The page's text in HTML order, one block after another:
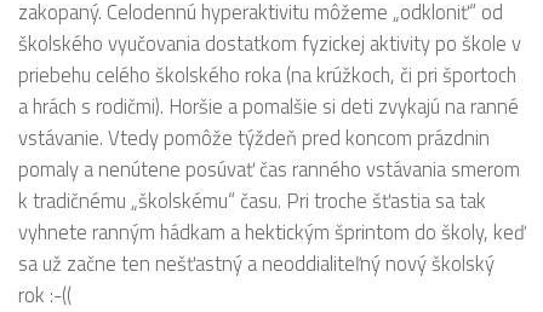
zakopaný. Celodennú hyperaktivitu môžeme „odkloniť“ od
školského vyučovania dostatkom fyzickej aktivity po škole v
priebehu celého školského roka (na krúžkoch, či pri športoch
a hrách s rodičmi). Horšie a pomalšie si deti zvykajú na ranné
vstávanie. Vtedy pomôže týždeň pred koncom prázdnin
pomaly a nenútene posúvať čas ranného vstávania smerom
k tradičnému „školskému“ času. Pri troche šťastia sa tak
vyhnete ranným hádkam a hektickým šprintom do školy, keď
sa už začne ten nešťastný a neoddialiteľný nový školský
rok :-((